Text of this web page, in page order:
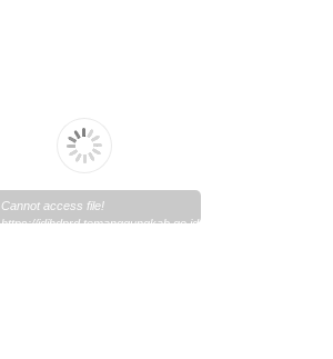
Cannot access file!
https://jdihdprd.temanggungkab.go.id/assets/file_abstrak/